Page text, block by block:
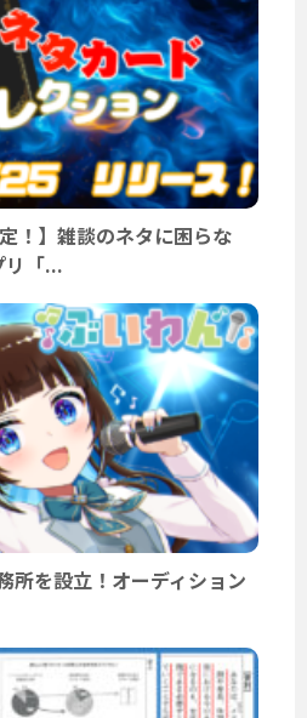
！】雑談のネタに困らな
リ「...
を設立！オーディション